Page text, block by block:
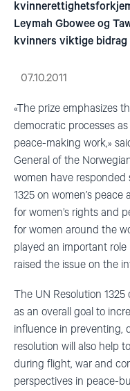
Leymah Gbowee og
kvinners viktige
07.10.2011
«The prize emphasizes
democratic processes
peace-making work,»
General of the
women have responded
1325 on women’s
for women’s rights and
for women around the
played an important
raised the issue on the
The UN Resolution
as an overall goal to
influence in preventing,
resolution will also help
during flight, war and
perspectives in peace-